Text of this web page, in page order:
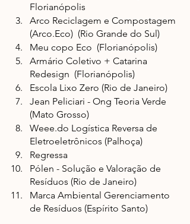
Florianópolis
Arco Reciclagem e Compostagem
(Arco.Eco)  (Rio Grande do Sul)
Meu copo Eco  (Florianópolis)
Armário Coletivo + Catarina
Redesign  (Florianópolis)
Escola Lixo Zero (Rio de Janeiro)
Jean Peliciari - Ong Teoria Verde
(Mato Grosso)
Weee.do Logística Reversa de
Eletroeletrônicos (Palhoça)
Regressa
Pólen - Solução e Valoração de
Resíduos (Rio de Janeiro)
Marca Ambiental Gerenciamento
de Resíduos (Espírito Santo)